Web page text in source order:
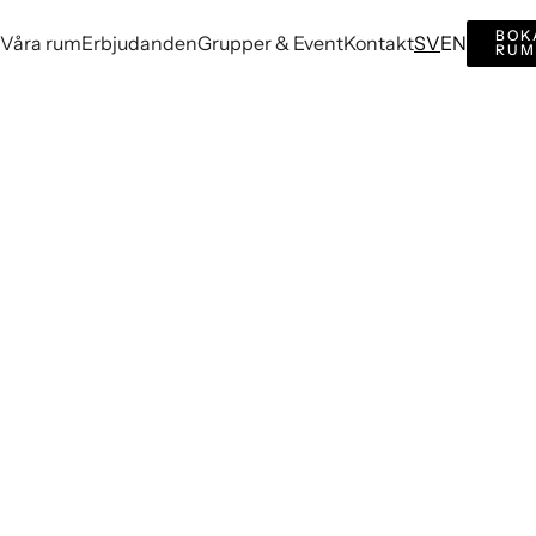
Våra rumErbjudandenGrupper & EventKontaktSVEN
RUM